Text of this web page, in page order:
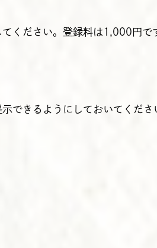
ください。登録料は1,000円で
できるようにしておいてくださ